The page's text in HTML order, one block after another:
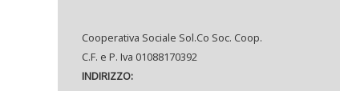
Cooperativa Sociale Sol.Co Soc. Coop.
C.F. e P. Iva 01088170392
INDIRIZZO: